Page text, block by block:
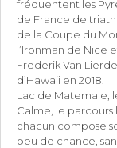
fréquentent les
de France de
de la Coupe du
l’Ironman de Nice
Frederik Van
d’Hawaii en 2018.
Lac de Matemale,
Calme, le parcours
chacun compose
peu de chance,